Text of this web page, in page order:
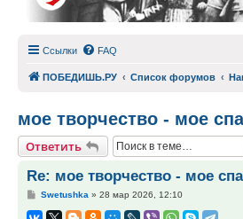
Ссылки FAQ
ПОБЕДИШЬ.РУ Список форумов
мое творчество - мое
Ответить
Re: мое творчество - мое
Сообщение
Swetushka » 28 мар 2026, 12:10